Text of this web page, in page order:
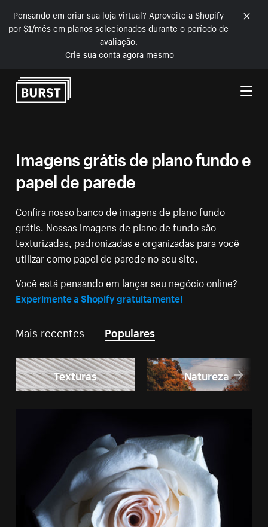
Pensando em criar sua loja virtual? Aproveite a Shopify
por $1/mês em planos selecionados durante o período de
avaliação.
Crie sua conta agora mesmo
Pular para o conteúdo
Imagens grátis de plano fundo e
papel de parede
Confira nosso banco de imagens de plano fundo
grátis. Nossas imagens de plano de fundo são
texturizadas, padronizadas e organizadas para você
utilizar como papel de parede no seu site.
Você está pensando em lançar seu negócio online?
Experimente a Shopify gratuitamente!
Mais recentes Populares
Texturas Natureza